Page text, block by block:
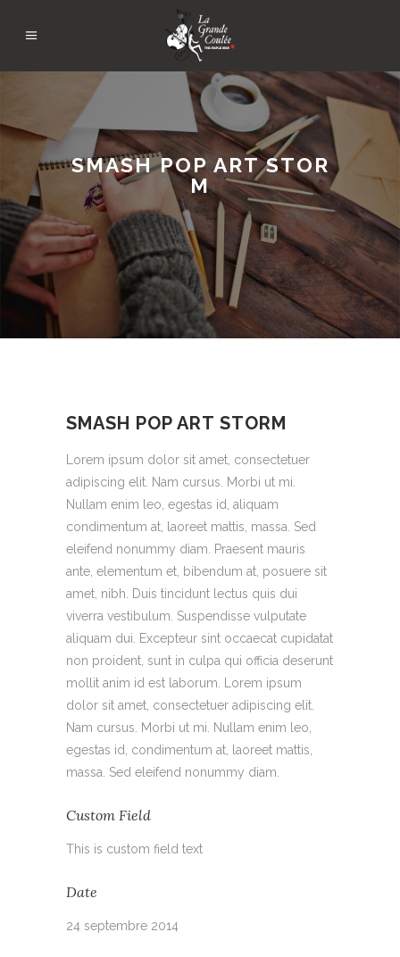
SMASH POP ART STOR
M
SMASH POP ART STORM
Lorem ipsum dolor sit amet, consectetuer
adipiscing elit. Nam cursus. Morbi ut mi.
Nullam enim leo, egestas id, aliquam
condimentum at, laoreet mattis, massa. Sed
eleifend nonummy diam. Praesent mauris
ante, elementum et, bibendum at, posuere sit
amet, nibh. Duis tincidunt lectus quis dui
viverra vestibulum. Suspendisse vulputate
aliquam dui. Excepteur sint occaecat cupidatat
non proident, sunt in culpa qui officia deserunt
mollit anim id est laborum. Lorem ipsum
dolor sit amet, consectetuer adipiscing elit.
Nam cursus. Morbi ut mi. Nullam enim leo,
egestas id, condimentum at, laoreet mattis,
massa. Sed eleifend nonummy diam.
Custom Field
This is custom field text
Date
24 septembre 2014